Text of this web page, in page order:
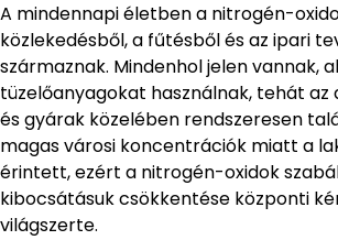
A mindennapi életben a nitrogén-
közlekedésből, a fűtésből és az ipari
származnak. Mindenhol jelen vannak,
tüzelőanyagokat használnak, tehát az
és gyárak közelében rendszeresen
magas városi koncentrációk miatt a
érintett, ezért a nitrogén-oxidok
kibocsátásuk csökkentése központi
világszerte.